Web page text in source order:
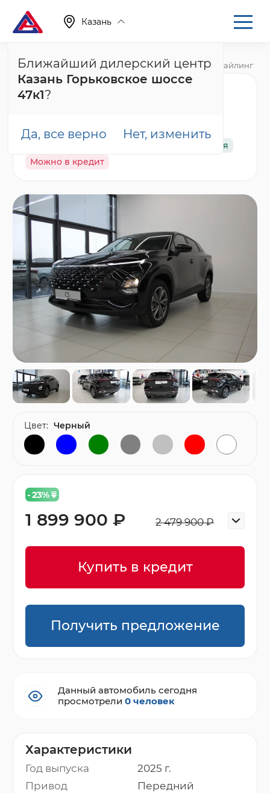
Казань
Ближайший дилерский центр
Казань Горьковское шоссе
47к1?
Да, все верно Нет, изменить
Главная Каталог Новые автомобили C5, I Рестайлинг
Omoda C5 Актив,
Гарантия
Можно в кредит
Характеристики
Год выпуска
2025 г.
Привод
Передний
- 23%
2 479 900 ₽
1 899 900 ₽
Купить в кредит
Получить предложение
Цвет: Черный
Данный автомобиль сегодня
просмотрели0 человек